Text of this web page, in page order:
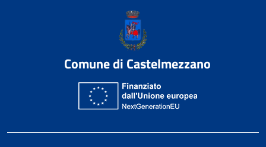
Comune di Castelmezzano